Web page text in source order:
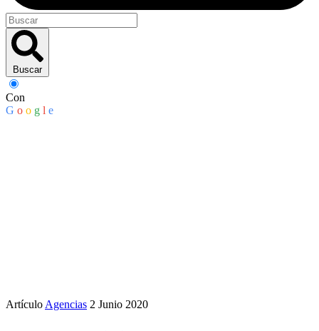
Buscar
Con
G o o g l e
Artículo Agencias 2 Junio 2020